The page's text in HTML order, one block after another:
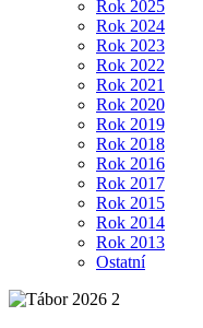
Rok 2025
Rok 2024
Rok 2023
Rok 2022
Rok 2021
Rok 2020
Rok 2019
Rok 2018
Rok 2016
Rok 2017
Rok 2015
Rok 2014
Rok 2013
Ostatní